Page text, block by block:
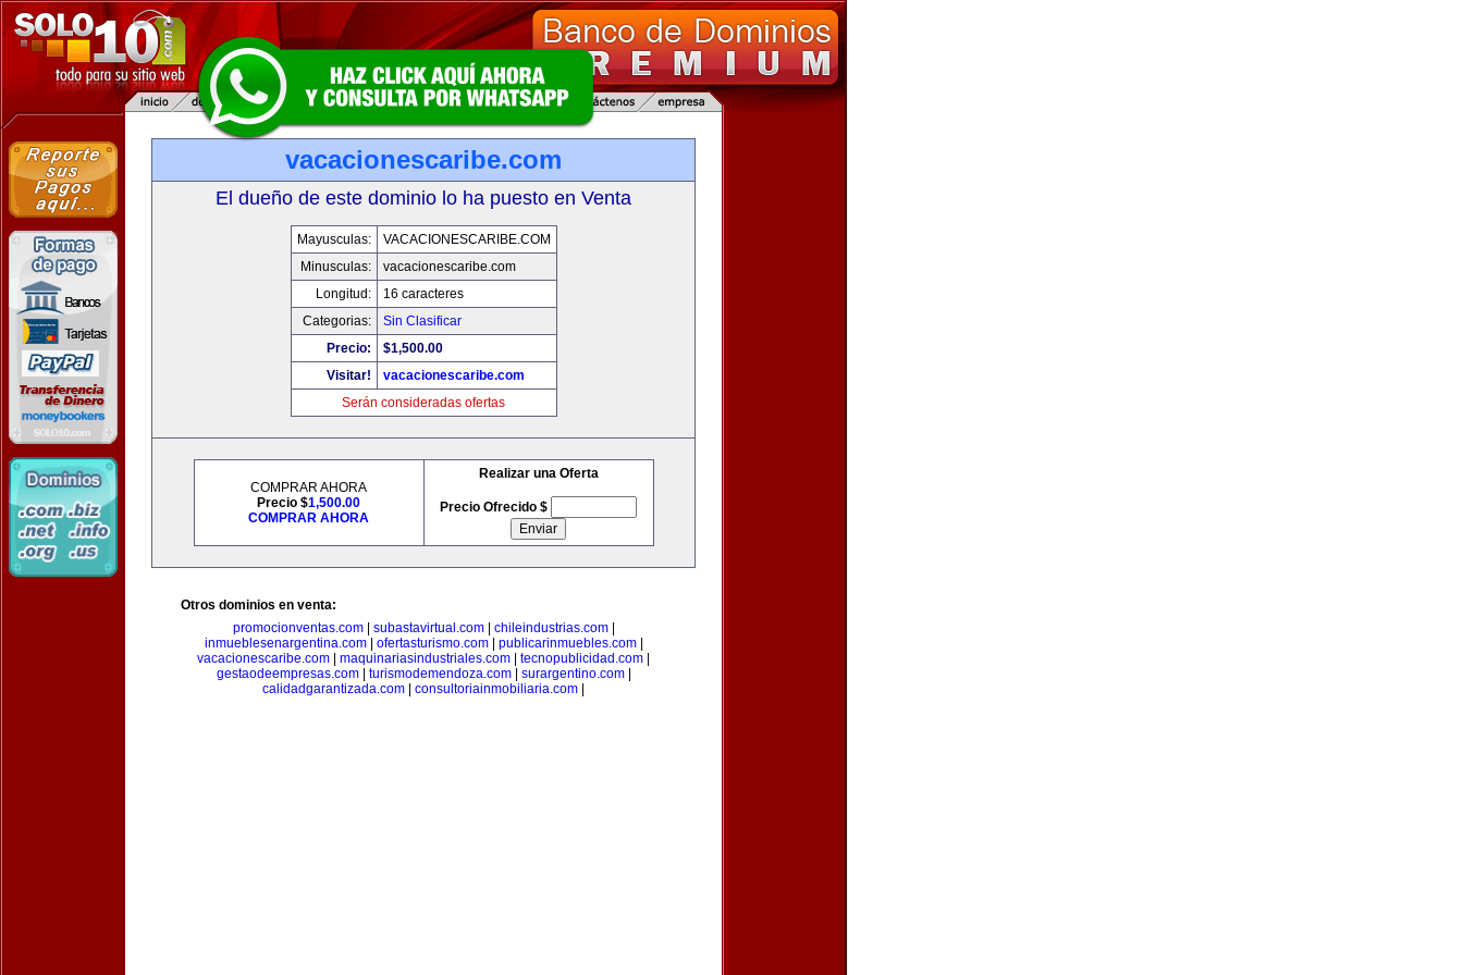
vacacionescaribe.com
El dueño de este dominio lo ha puesto en Venta
Mayusculas:
VACACIONESCARIBE.COM
Minusculas:
vacacionescaribe.com
Longitud:
16 caracteres
Categorias:
Sin Clasificar
Precio:
$1,500.00
Visitar!
vacacionescaribe.com
Serán consideradas ofertas
COMPRAR AHORA
Precio $1,500.00
COMPRAR AHORA
Realizar una Oferta
Precio Ofrecido $
Otros dominios en venta:
promocionventas.com| subastavirtual.com| chileindustrias.com|
inmueblesenargentina.com| ofertasturismo.com| publicarinmuebles.com|
vacacionescaribe.com
maquinariasindustriales.com tecnopublicidad.com
gestaodeempresas.com| turismodemendoza.com| surargentino.com|
calidadgarantizada.com
consultoriainmobiliaria.com